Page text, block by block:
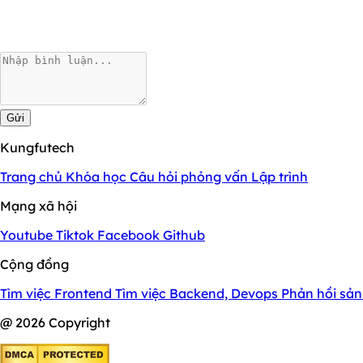
Gửi
Kungfutech
Trang chủ Khóa học Câu hỏi phỏng vấn Lập trình
Mạng xã hội
Youtube Tiktok Facebook Github
Cộng đồng
Tìm việc Frontend Tìm việc Backend, Devops Phản hồi
@ 2026 Copyright